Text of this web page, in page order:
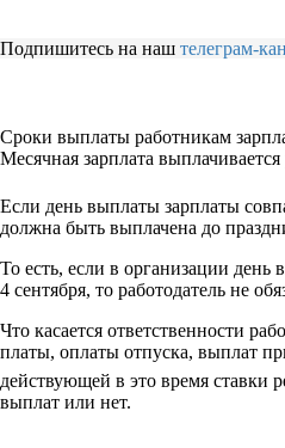
Подпишитесь на наш телеграм-
Сроки выплаты работникам
Месячная зарплата
Если день выплаты зарплаты
должна быть выплачена до
То есть, если в организации
4 сентября, то работодатель не
Что касается ответственности
платы, оплаты отпуска, выплат
действующей в это время ставки
выплат или нет.